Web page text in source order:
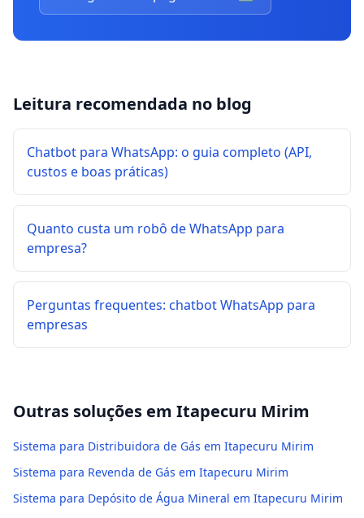
Leitura recomendada no blog
Chatbot para WhatsApp: o guia completo (API,
custos e boas práticas)
Quanto custa um robô de WhatsApp para
empresa?
Perguntas frequentes: chatbot WhatsApp para
empresas
Outras soluções em Itapecuru Mirim
Sistema para Distribuidora de Gás em Itapecuru Mirim
Sistema para Revenda de Gás em Itapecuru Mirim
Sistema para Depósito de Água Mineral em Itapecuru Mirim